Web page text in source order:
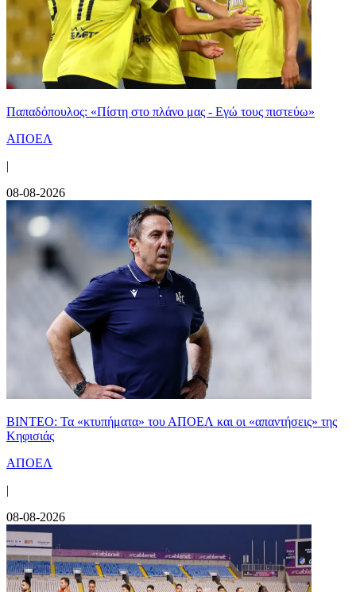
Παπαδόπουλος: «Πίστη στο πλάνο μας - Εγώ τους πιστεύω»
ΑΠΟΕΛ
|
08-08-2026
ΒΙΝΤΕΟ: Τα «κτυπήματα» του ΑΠΟΕΛ και οι «απαντήσεις» της
Κηφισιάς
ΑΠΟΕΛ
|
08-08-2026